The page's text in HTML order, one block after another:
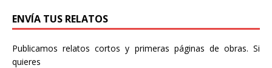
ENVÍA TUS RELATOS
Publicamos relatos cortos y primeras páginas de obras. Si
quieres